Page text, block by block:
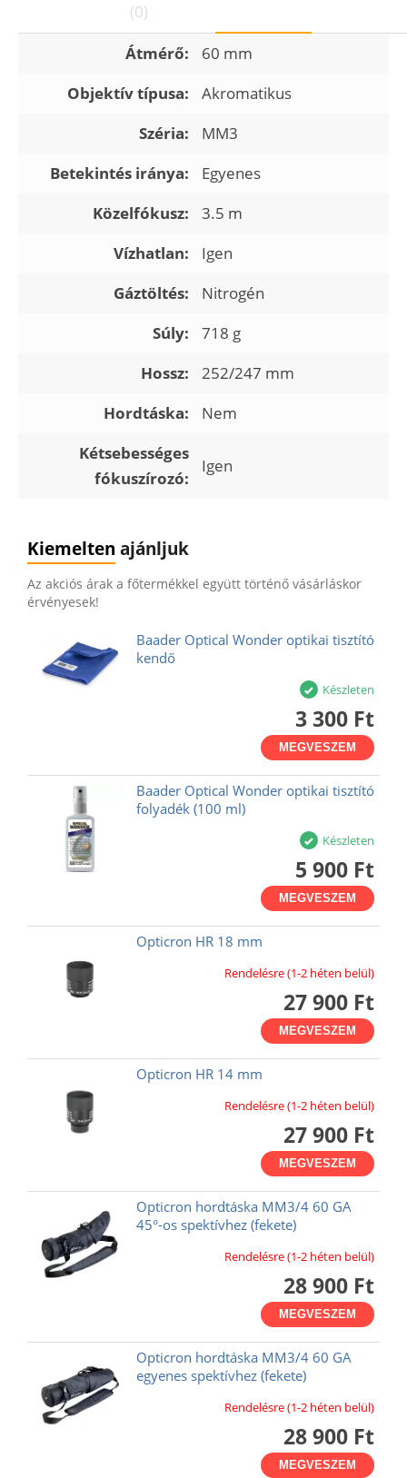
(0)
Átmérő:
60 mm
Objektív típusa:
Akromatikus
Széria:
MM3
Betekintés iránya:
Egyenes
Közelfókusz:
3.5 m
Vízhatlan:
Igen
Gáztöltés:
Nitrogén
Súly:
718 g
Hossz:
252/247 mm
Hordtáska:
Nem
Kétsebességes
fókuszírozó:
Igen
Kiemelten ajánljuk
Az akciós árak a főtermékkel együtt történő vásárláskor
érvényesek!
Baader Optical Wonder optikai tisztító
kendő
Készleten
3 300 Ft
MEGVESZEM
Baader Optical Wonder optikai tisztító
folyadék (100 ml)
Készleten
5 900 Ft
MEGVESZEM
Opticron HR 18 mm
Rendelésre (1-2 héten belül)
27 900 Ft
MEGVESZEM
Opticron HR 14 mm
Rendelésre (1-2 héten belül)
27 900 Ft
MEGVESZEM
Opticron hordtáska MM3/4 60 GA
45°-os spektívhez (fekete)
Rendelésre (1-2 héten belül)
28 900 Ft
MEGVESZEM
Opticron hordtáska MM3/4 60 GA
egyenes spektívhez (fekete)
Rendelésre (1-2 héten belül)
28 900 Ft
MEGVESZEM